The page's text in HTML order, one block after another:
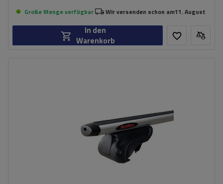
Große Menge verfügbar Wir versenden schon am11. August
In den
Warenkorb